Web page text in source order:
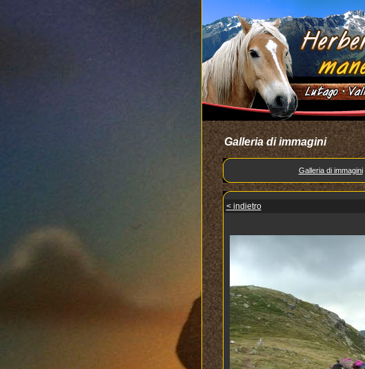
Galleria di immagini
Galleria di immagini
< indietro